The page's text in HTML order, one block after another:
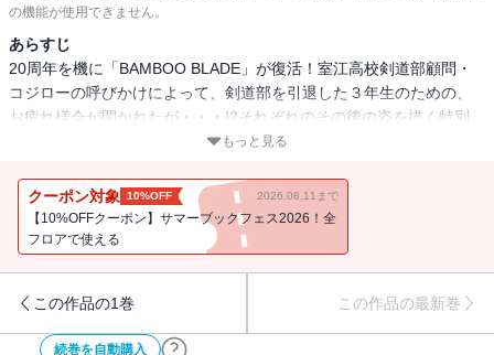
の機能が使用できません。
あらすじ
20周年を機に「BAMBOO BLADE」が復活！室江高校剣道部顧問・
コジローの呼びかけによって、剣道部を引退した３年生のための、
お疲れ様会が開かれたが・・・!?それぞれのその後の姿を描く特別
編！※この商品は「ヤングガンガン 2025 No.12・13」に掲載された
ファンブック (祝)」に掲載されたおまけマンガを収録したもので
す。
もっと見る
クーポン対象 10%OFF 2026.08.11まで
【10%OFFクーポン】サマーブックフェス2026！全
フロアで使える
この作品の1巻 この作品の最新巻
続巻を自動購入